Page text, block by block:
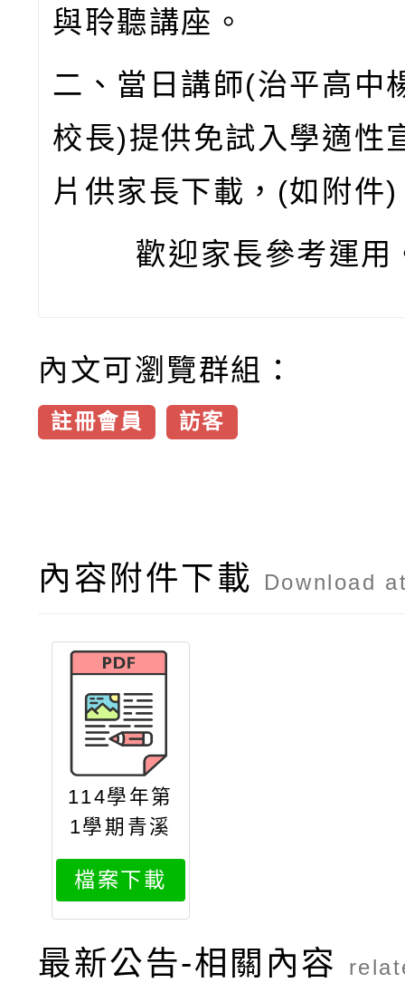
與聆聽講座。
二、當日講師(治平高中
校長)提供免試入學適性
片供家長下載，(如附件)
歡迎家長參考運用
內文可瀏覽群組：
註冊會員 訪客
內容附件下載 Download
114學年第
1學期青溪
國中適性入
學宣導專用
投影片青溪
國中家長下
載版
檔案下載
最新公告-相關內容